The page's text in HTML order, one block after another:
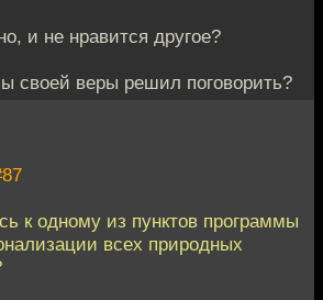
и не нравится другое?
своей веры решил поговорить?
к одному из пунктов программы
всех природных